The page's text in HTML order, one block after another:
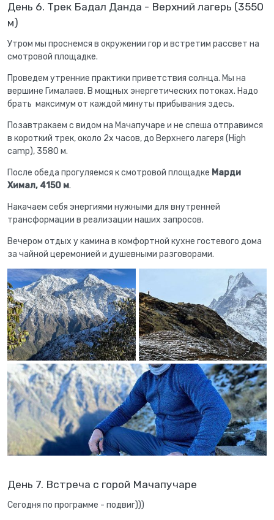
День 6. Трек Бадал Данда - Верхний лагерь (3550
м)
Утром мы проснемся в окружении гор и встретим рассвет на
смотровой площадке.
Проведем утренние практики приветствия солнца. Мы на
вершине Гималаев. В мощных энергетических потоках. Надо
брать максимум от каждой минуты прибывания здесь.
Позавтракаем с видом на Мачапучаре и не спеша отправимся
в короткий трек, около 2х часов, до Верхнего лагеря (High
camp), 3580 м.
После обеда прогуляемся к смотровой площадке Марди
Химал, 4150 м.
Накачаем себя энергиями нужными для внутренней
трансформации в реализации наших запросов.
Вечером отдых у камина в комфортной кухне гостевого дома
за чайной церемонией и душевными разговорами.
День 7. Встреча с горой Мачапучаре
Сегодня по программе - подвиг)))